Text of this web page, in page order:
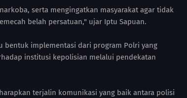
serta mengingatkan masyarakat agar tidak
belah persatuan," ujar Iptu Sapuan.
bentuk implementasi dari program Polri yang
institusi kepolisian melalui pendekatan
terjalin komunikasi yang baik antara polisi